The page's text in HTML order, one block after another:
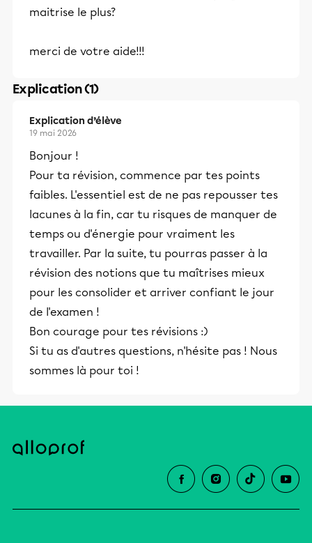
maitrise le plus?
merci de votre aide!!!
Explication (1)
Explication d’élève
19 mai 2026
Bonjour !
Pour ta révision, commence par tes points
faibles. L'essentiel est de ne pas repousser tes
lacunes à la fin, car tu risques de manquer de
temps ou d'énergie pour vraiment les
travailler. Par la suite, tu pourras passer à la
révision des notions que tu maîtrises mieux
pour les consolider et arriver confiant le jour
de l'examen !
Bon courage pour tes révisions :)
Si tu as d'autres questions, n'hésite pas ! Nous
sommes là pour toi !